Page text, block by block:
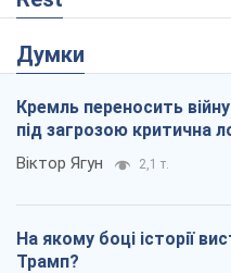
Думки
Кремль переносить
під загрозою критична
Віктор Ягун 2,1 т.
На якому боці історії
Трамп?